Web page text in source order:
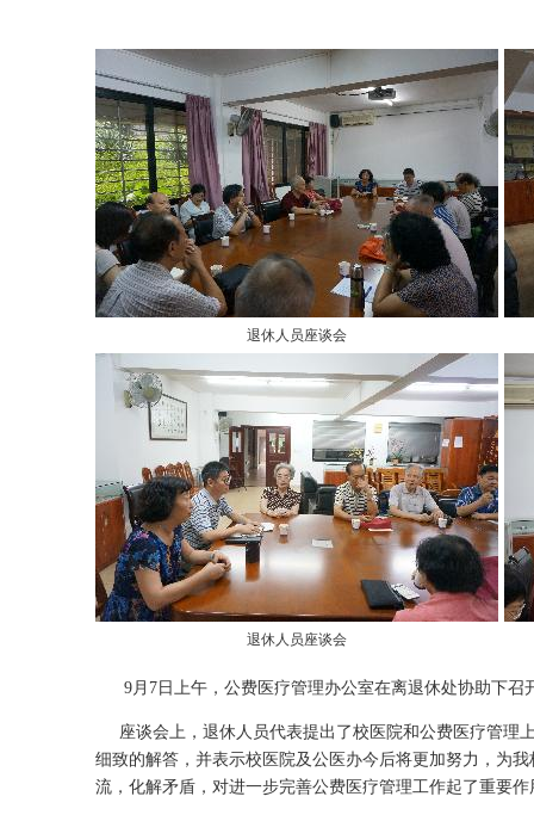
退休人员座谈会
退休人员座谈会
9月 7 日上午，公费医疗管理办公室在离退休处协助下
座谈会上，退休人员代表提出了校医院和公费医疗管理
细致的解答，并表示校医院及公医办今后将更加努力，为
流，化解矛盾，对进一步完善公费医疗管理工作起了重要作